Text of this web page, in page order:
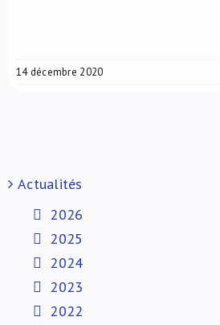
14 décembre 2020
Actualités
2026
2025
2024
2023
2022